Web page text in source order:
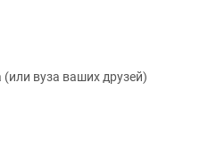
вуза ваших друзей)